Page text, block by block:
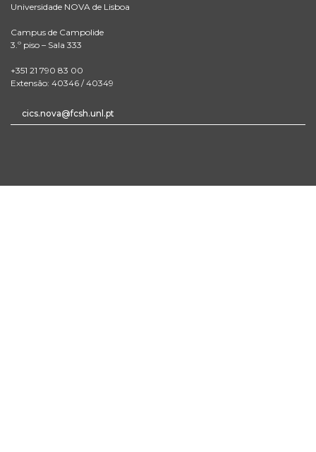
Universidade NOVA de Lisboa
Campus de Campolide
3.º piso – Sala 333
+351 21 790 83 00
Extensão: 40346 / 40349
cics.nova@fcsh.unl.pt